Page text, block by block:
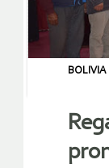
BOLIVIA